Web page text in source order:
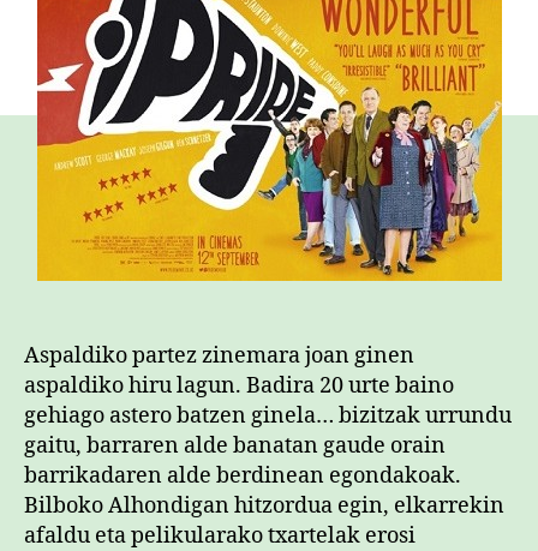
Aspaldiko partez zinemara joan ginen
aspaldiko hiru lagun. Badira 20 urte baino
gehiago astero batzen ginela… bizitzak urrundu
gaitu, barraren alde banatan gaude orain
barrikadaren alde berdinean egondakoak.
Bilboko Alhondigan hitzordua egin, elkarrekin
afaldu eta pelikularako txartelak erosi